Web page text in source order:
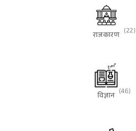
राजकारण (22)
विज्ञान (46)